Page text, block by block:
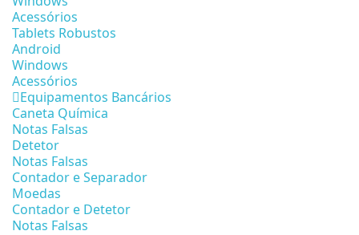
Acessórios
Tablets Robustos
Android
Windows
Acessórios
Equipamentos Bancários
Caneta Química
Notas Falsas
Detetor
Notas Falsas
Contador e Separador
Moedas
Contador e Detetor
Notas Falsas